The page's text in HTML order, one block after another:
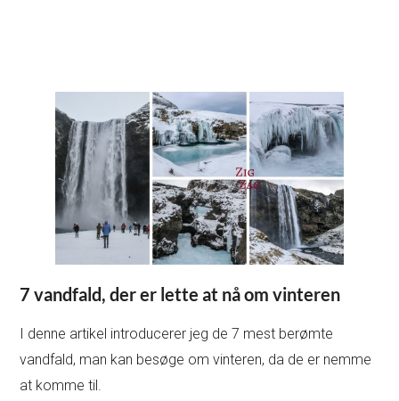
7 vandfald, der er lette at nå om vinteren
I denne artikel introducerer jeg de 7 mest berømte
vandfald, man kan besøge om vinteren, da de er nemme
at komme til.